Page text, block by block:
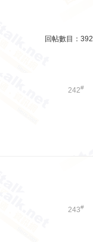
回帖數目： 392
242#
243#